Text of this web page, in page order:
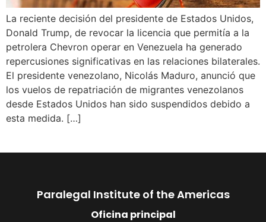
La reciente decisión del presidente de Estados Unidos,
Donald Trump, de revocar la licencia que permitía a la
petrolera Chevron operar en Venezuela ha generado
repercusiones significativas en las relaciones bilaterales.
El presidente venezolano, Nicolás Maduro, anunció que
los vuelos de repatriación de migrantes venezolanos
desde Estados Unidos han sido suspendidos debido a
esta medida. […]
Paralegal Institute of the Americas
Oficina principal